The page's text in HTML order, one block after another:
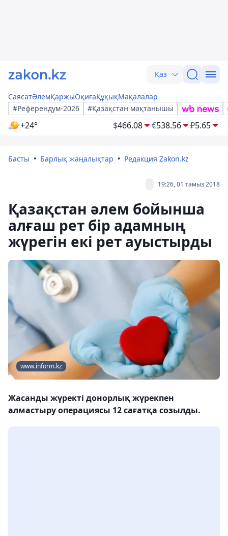
Қаз
СаясатӘлемҚаржыОқиғаҚұқықМақалалар
#Референдум-2026
#Қазақстан мақтанышы
+24° $466.08 €538.56 ₽5.65
Басты Барлық жаңалықтар Редакция Zakon.kz
19:26, 01 тамыз 2018
Қазақстан әлем бойынша
алғаш рет бір адамның
жүрегін екі рет ауыстырды
www.inform.kz
Жасанды жүректі донорлық жүрекпен
алмастыру операциясы 12 сағатқа созылды.